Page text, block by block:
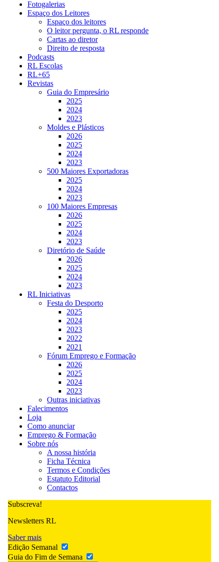
Fotogalerias
Espaço dos Leitores
Espaço dos leitores
O leitor pergunta, o RL responde
Cartas ao diretor
Direito de resposta
Podcasts
RL Escolas
RL+65
Revistas
Guia do Empresário
2025
2024
2023
Moldes e Plásticos
2026
2025
2024
2023
500 Maiores Exportadoras
2025
2024
2023
100 Maiores Empresas
2026
2025
2024
2023
Diretório de Saúde
2026
2025
2024
2023
RL Iniciativas
Festa do Desporto
2025
2024
2023
2022
2021
Fórum Emprego e Formação
2026
2025
2024
2023
Outras iniciativas
Falecimentos
Loja
Como anunciar
Emprego & Formação
Sobre nós
A nossa história
Ficha Técnica
Termos e Condições
Estatuto Editorial
Contactos
Subscreva!
Newsletters RL
Saber mais
Edição Semanal
Guia do Fim de Semana